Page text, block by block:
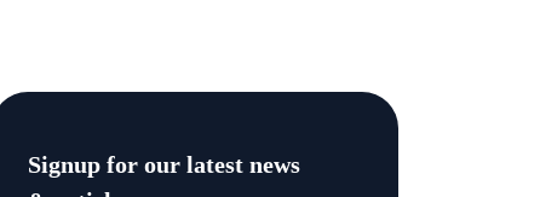
Signup for our latest news